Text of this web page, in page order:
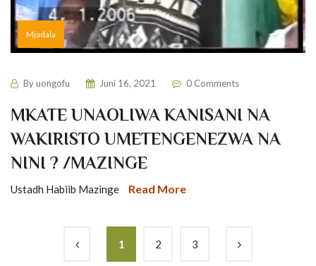
Mjadala
Byuongofu Juni 16, 2021 0 Comments
MKATE UNAOLIWA KANISANI NA
WAKIRISTO UMETENGENEZWA NA
NINI ? /MAZINGE
Ustadh Habiib Mazinge Read More
1 2 3